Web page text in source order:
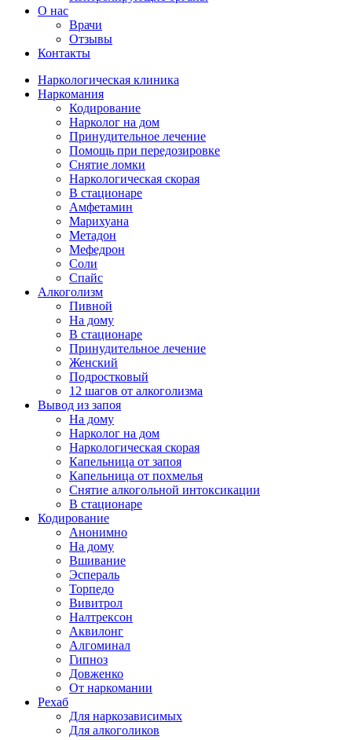
О нас
Врачи
Отзывы
Контакты
Наркологическая клиника
Наркомания
Кодирование
Нарколог на дом
Принудительное лечение
Помощь при передозировке
Снятие ломки
Наркологическая скорая
В стационаре
Амфетамин
Марихуана
Метадон
Мефедрон
Соли
Спайс
Алкоголизм
Пивной
На дому
В стационаре
Принудительное лечение
Женский
Подростковый
12 шагов от алкоголизма
Вывод из запоя
На дому
Нарколог на дом
Наркологическая скорая
Капельница от запоя
Капельница от похмелья
Снятие алкогольной интоксикации
В стационаре
Кодирование
Анонимно
На дому
Вшивание
Эспераль
Торпедо
Вивитрол
Налтрексон
Аквилонг
Алгоминал
Гипноз
Довженко
От наркомании
Рехаб
Для наркозависимых
Для алкоголиков